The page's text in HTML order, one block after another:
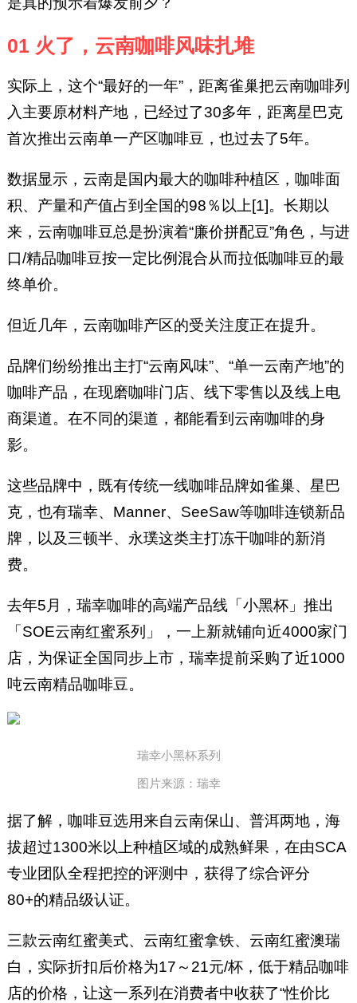
01 火了，云南咖啡风味扎堆
实际上，这个“最好的一年”，距离雀巢把云南咖啡列
入主要原材料产地，已经过了30多年，距离星巴克
首次推出云南单一产区咖啡豆，也过去了5年。
数据显示，云南是国内最大的咖啡种植区，咖啡面
积、产量和产值占到全国的98％以上[1]。长期以
来，云南咖啡豆总是扮演着“廉价拼配豆”角色，与进
口/精品咖啡豆按一定比例混合从而拉低咖啡豆的最
终单价。
但近几年，云南咖啡产区的受关注度正在提升。
品牌们纷纷推出主打“云南风味”、“单一云南产地”的
咖啡产品，在现磨咖啡门店、线下零售以及线上电
商渠道。在不同的渠道，都能看到云南咖啡的身
影。
这些品牌中，既有传统一线咖啡品牌如雀巢、星巴
克，也有瑞幸、Manner、SeeSaw等咖啡连锁新品
牌，以及三顿半、永璞这类主打冻干咖啡的新消
费。
去年5月，瑞幸咖啡的高端产品线「小黑杯」推出
「SOE云南红蜜系列」，一上新就铺向近4000家门
店，为保证全国同步上市，瑞幸提前采购了近1000
吨云南精品咖啡豆。
瑞幸小黑杯系列
图片来源：瑞幸
据了解，咖啡豆选用来自云南保山、普洱两地，海
拔超过1300米以上种植区域的成熟鲜果，在由SCA
专业团队全程把控的评测中，获得了综合评分
80+的精品级认证。
三款云南红蜜美式、云南红蜜拿铁、云南红蜜澳瑞
白，实际折扣后价格为17～21元/杯，低于精品咖啡
店的价格，让这一系列在消费者中收获了“性价比